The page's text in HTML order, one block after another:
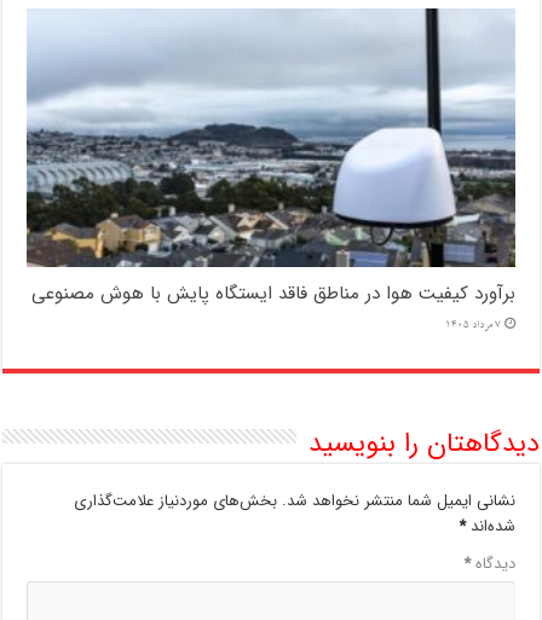
برآورد کیفیت هوا در مناطق فاقد ایستگاه پایش با هوش مصنوعی
7 مرداد 1405
دیدگاهتان را بنویسید
نشانی ایمیل شما منتشر نخواهد شد. بخش‌های موردنیاز علامت‌گذاری
شده‌اند*
دیدگاه*